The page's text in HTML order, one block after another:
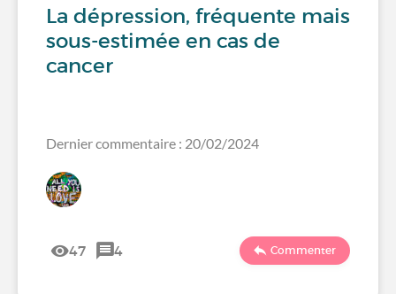
La dépression, fréquente mais
sous-estimée en cas de
cancer
Dernier commentaire : 20/02/2024
47 4 Commenter